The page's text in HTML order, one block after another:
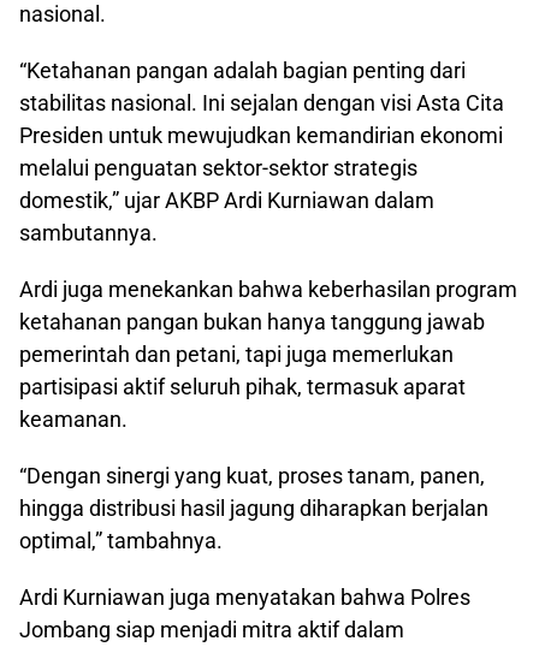
nasional.
“Ketahanan pangan adalah bagian penting dari
stabilitas nasional. Ini sejalan dengan visi Asta Cita
Presiden untuk mewujudkan kemandirian ekonomi
melalui penguatan sektor-sektor strategis
domestik,” ujar AKBP Ardi Kurniawan dalam
sambutannya.
Ardi juga menekankan bahwa keberhasilan program
ketahanan pangan bukan hanya tanggung jawab
pemerintah dan petani, tapi juga memerlukan
partisipasi aktif seluruh pihak, termasuk aparat
keamanan.
“Dengan sinergi yang kuat, proses tanam, panen,
hingga distribusi hasil jagung diharapkan berjalan
optimal,” tambahnya.
Ardi Kurniawan juga menyatakan bahwa Polres
Jombang siap menjadi mitra aktif dalam